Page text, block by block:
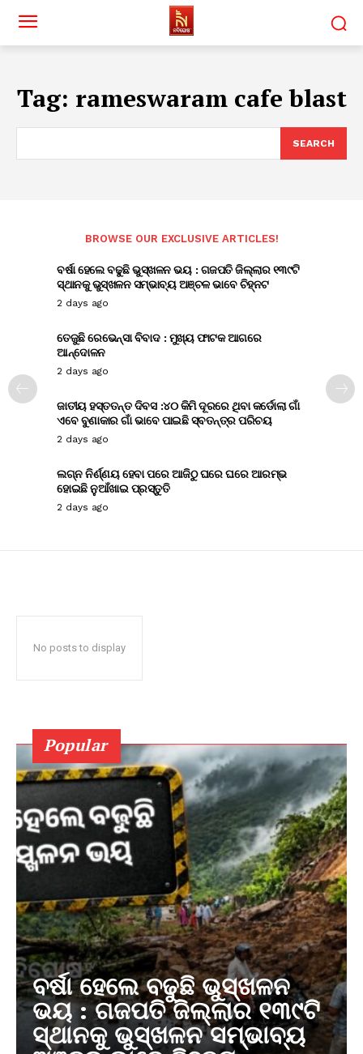
Tag: rameswaram cafe blast
SEARCH
BROWSE OUR EXCLUSIVE ARTICLES!
ବର୍ଷା ହେଲେ ବଢୁଛି ଭୁସ୍ଖଳନ ଭୟ : ଗଜପତି ଜିଲ୍ଲାର ୧୩୯ଟି
ସ୍ଥାନକୁ ଭୁସ୍ଖଳନ ସମ୍ଭାବ୍ୟ ଅଞ୍ଚଳ ଭାବେ ଚିହ୍ନଟ
2 days ago
ତେଜୁଛି ରେଭେନ୍ସା ବିବାଦ : ମୁଖ୍ୟ ଫାଟକ ଆଗରେ
ଆନ୍ଦୋଳନ
2 days ago
ଜାତୀୟ ହସ୍ତତନ୍ତ ଦିବସ :୪୦ କିମି ଦୂରରେ ଥିବା କର୍ଡୋଲା ଗାଁ
ଏବେ ବୁଣାକାର ଗାଁ ଭାବେ ପାଇଛି ସ୍ବତନ୍ତ୍ର ପରିଚୟ
2 days ago
ଲଗ୍ନ ନିର୍ଣ୍ଣୟ ହେବା ପରେ ଆଜିଠୁ ଘରେ ଘରେ ଆରମ୍ଭ
ହୋଇଛି ନୁଆଁଖାଇ ପ୍ରସ୍ତୁତି
2 days ago
No posts to display
Popular
ବର୍ଷା ହେଲେ ବଢୁଛି ଭୁସ୍ଖଳନ
ଭୟ : ଗଜପତି ଜିଲ୍ଲାର ୧୩୯ଟି
ସ୍ଥାନକୁ ଭୁସ୍ଖଳନ ସମ୍ଭାବ୍ୟ